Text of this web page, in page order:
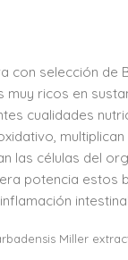
con selección
ricos en
cualidades
las células del
potencia
Miller